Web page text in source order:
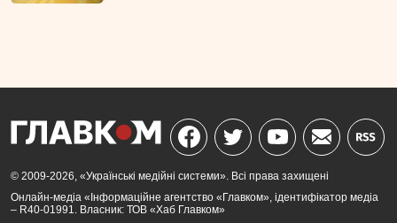
© 2009-2026, «Українські медійні системи». Всі права захищені
Онлайн-медіа «Інформаційне агентство «Главком», ідентифікатор медіа
– R40-01991. Власник: ТОВ «Хаб Главком»